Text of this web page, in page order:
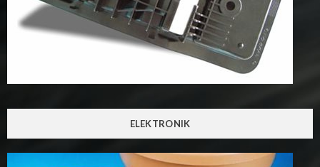
ELEKTRONIK